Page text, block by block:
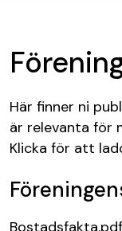
Här finner ni
är relevanta för
Klicka för att
Bostadsfakta.pdf